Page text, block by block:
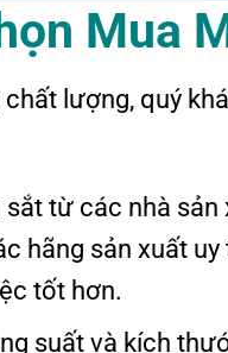
họn Mua
lượng, quý
sắt từ các nhà
hãng sản xuất
tốt hơn.
suất và kích